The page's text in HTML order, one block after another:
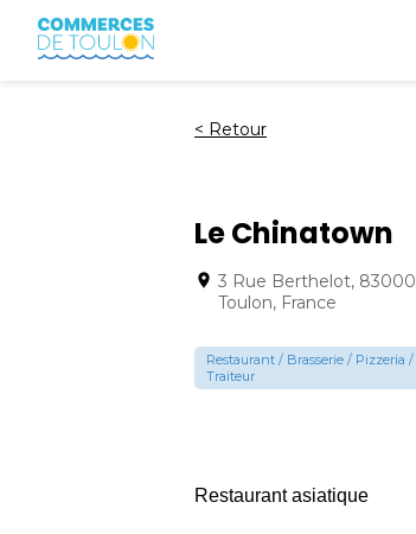
< Retour
Le Chinatown
3 Rue Berthelot, 83000
Toulon, France
Restaurant / Brasserie / Pizzeria /
Traiteur
Restaurant asiatique